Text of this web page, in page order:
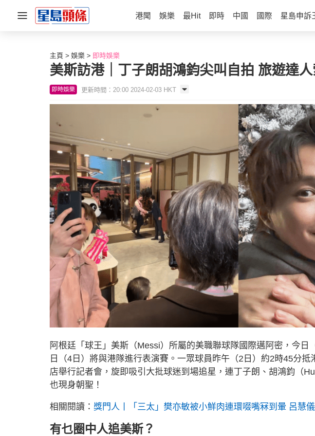
港聞 娛樂 最Hit 即時 中國 國際 星島申訴
主頁 娛樂 即時娛樂
美斯訪港｜丁子朗胡鴻鈞尖叫自拍 旅遊達
即時娛樂 更新時間：20:00 2024-02-03 HKT
阿根廷「球王」美斯（Messi）所屬的美職聯球隊國際邁阿密，今日
日（4日）將與港隊進行表演賽。一眾球員昨午（2日）約2時45分
店舉行記者會，旋即吸引大批球迷到場追星，連丁子朗、胡鴻鈞（
也現身朝聖！
相關閱讀： 獎門人丨「三太」樊亦敏被小鮮肉連環啜嘴冧到暈 呂慧
有乜圈中人追美斯？